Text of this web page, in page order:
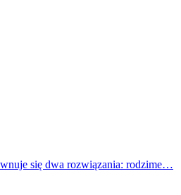
się dwa rozwiązania: rodzime…